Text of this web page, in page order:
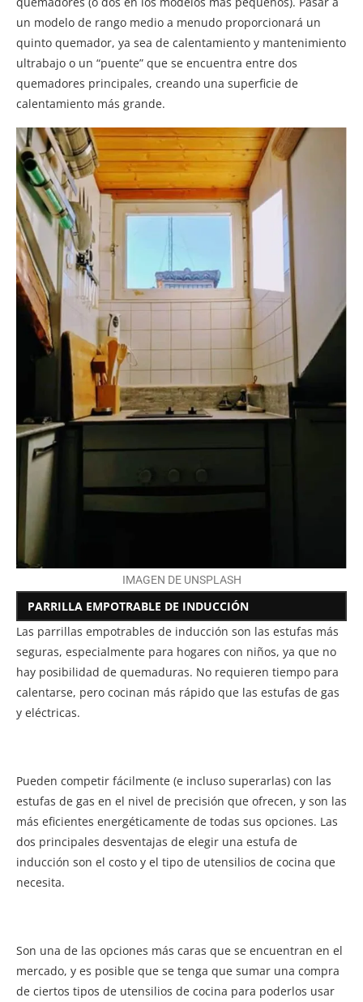
un modelo de rango medio a menudo proporcionará un
quinto quemador, ya sea de calentamiento y mantenimiento
ultrabajo o un “puente” que se encuentra entre dos
quemadores principales, creando una superficie de
calentamiento más grande.
IMAGEN DE UNSPLASH
PARRILLA EMPOTRABLE DE INDUCCIÓN
Las parrillas empotrables de inducción son las estufas más
seguras, especialmente para hogares con niños, ya que no
hay posibilidad de quemaduras. No requieren tiempo para
calentarse, pero cocinan más rápido que las estufas de gas
y eléctricas.
Pueden competir fácilmente (e incluso superarlas) con las
estufas de gas en el nivel de precisión que ofrecen, y son las
más eficientes energéticamente de todas sus opciones. Las
dos principales desventajas de elegir una estufa de
inducción son el costo y el tipo de utensilios de cocina que
necesita.
Son una de las opciones más caras que se encuentran en el
mercado, y es posible que se tenga que sumar una compra
de ciertos tipos de utensilios de cocina para poderlos usar